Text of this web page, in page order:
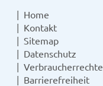
Home
Kontakt
Sitemap
Datenschutz
Verbraucherrechte
Barrierefreiheit